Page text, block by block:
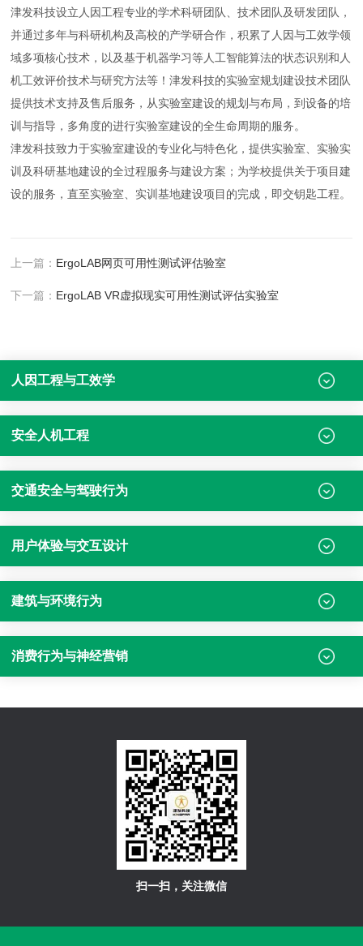
津发科技设立人因工程专业的学术科研团队、技术团队及研发团队，
并通过多年与科研机构及高校的产学研合作，积累了人因与工效学领
域多项核心技术，以及基于机器学习等人工智能算法的状态识别和人
机工效评价技术与研究方法等！津发科技的实验室规划建设技术团队
提供技术支持及售后服务，从实验室建设的规划与布局，到设备的培
训与指导，多角度的进行实验室建设的全生命周期的服务。
津发科技致力于实验室建设的专业化与特色化，提供实验室、实验实
训及科研基地建设的全过程服务与建设方案；为学校提供关于项目建
设的服务，直至实验室、实训基地建设项目的完成，即交钥匙工程。
上一篇： ErgoLAB网页可用性测试评估验室
下一篇： ErgoLAB VR虚拟现实可用性测试评估实验室
人因工程与工效学
安全人机工程
交通安全与驾驶行为
用户体验与交互设计
建筑与环境行为
消费行为与神经营销
扫一扫，关注微信